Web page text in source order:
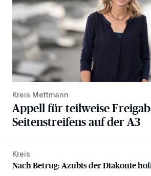
Kreis Mettmann
Appell für teilweise
Seitenstreifens auf der A3
Nach Betrug: Azubis der Diakonie
Kreis
Nach Betrug: Azubis der Diakonie